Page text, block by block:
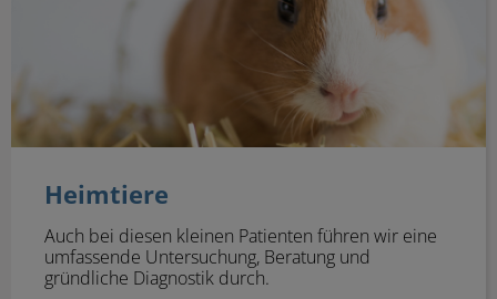
Heimtiere
Auch bei diesen kleinen Patienten führen wir eine
umfassende Untersuchung, Beratung und
gründliche Diagnostik durch.